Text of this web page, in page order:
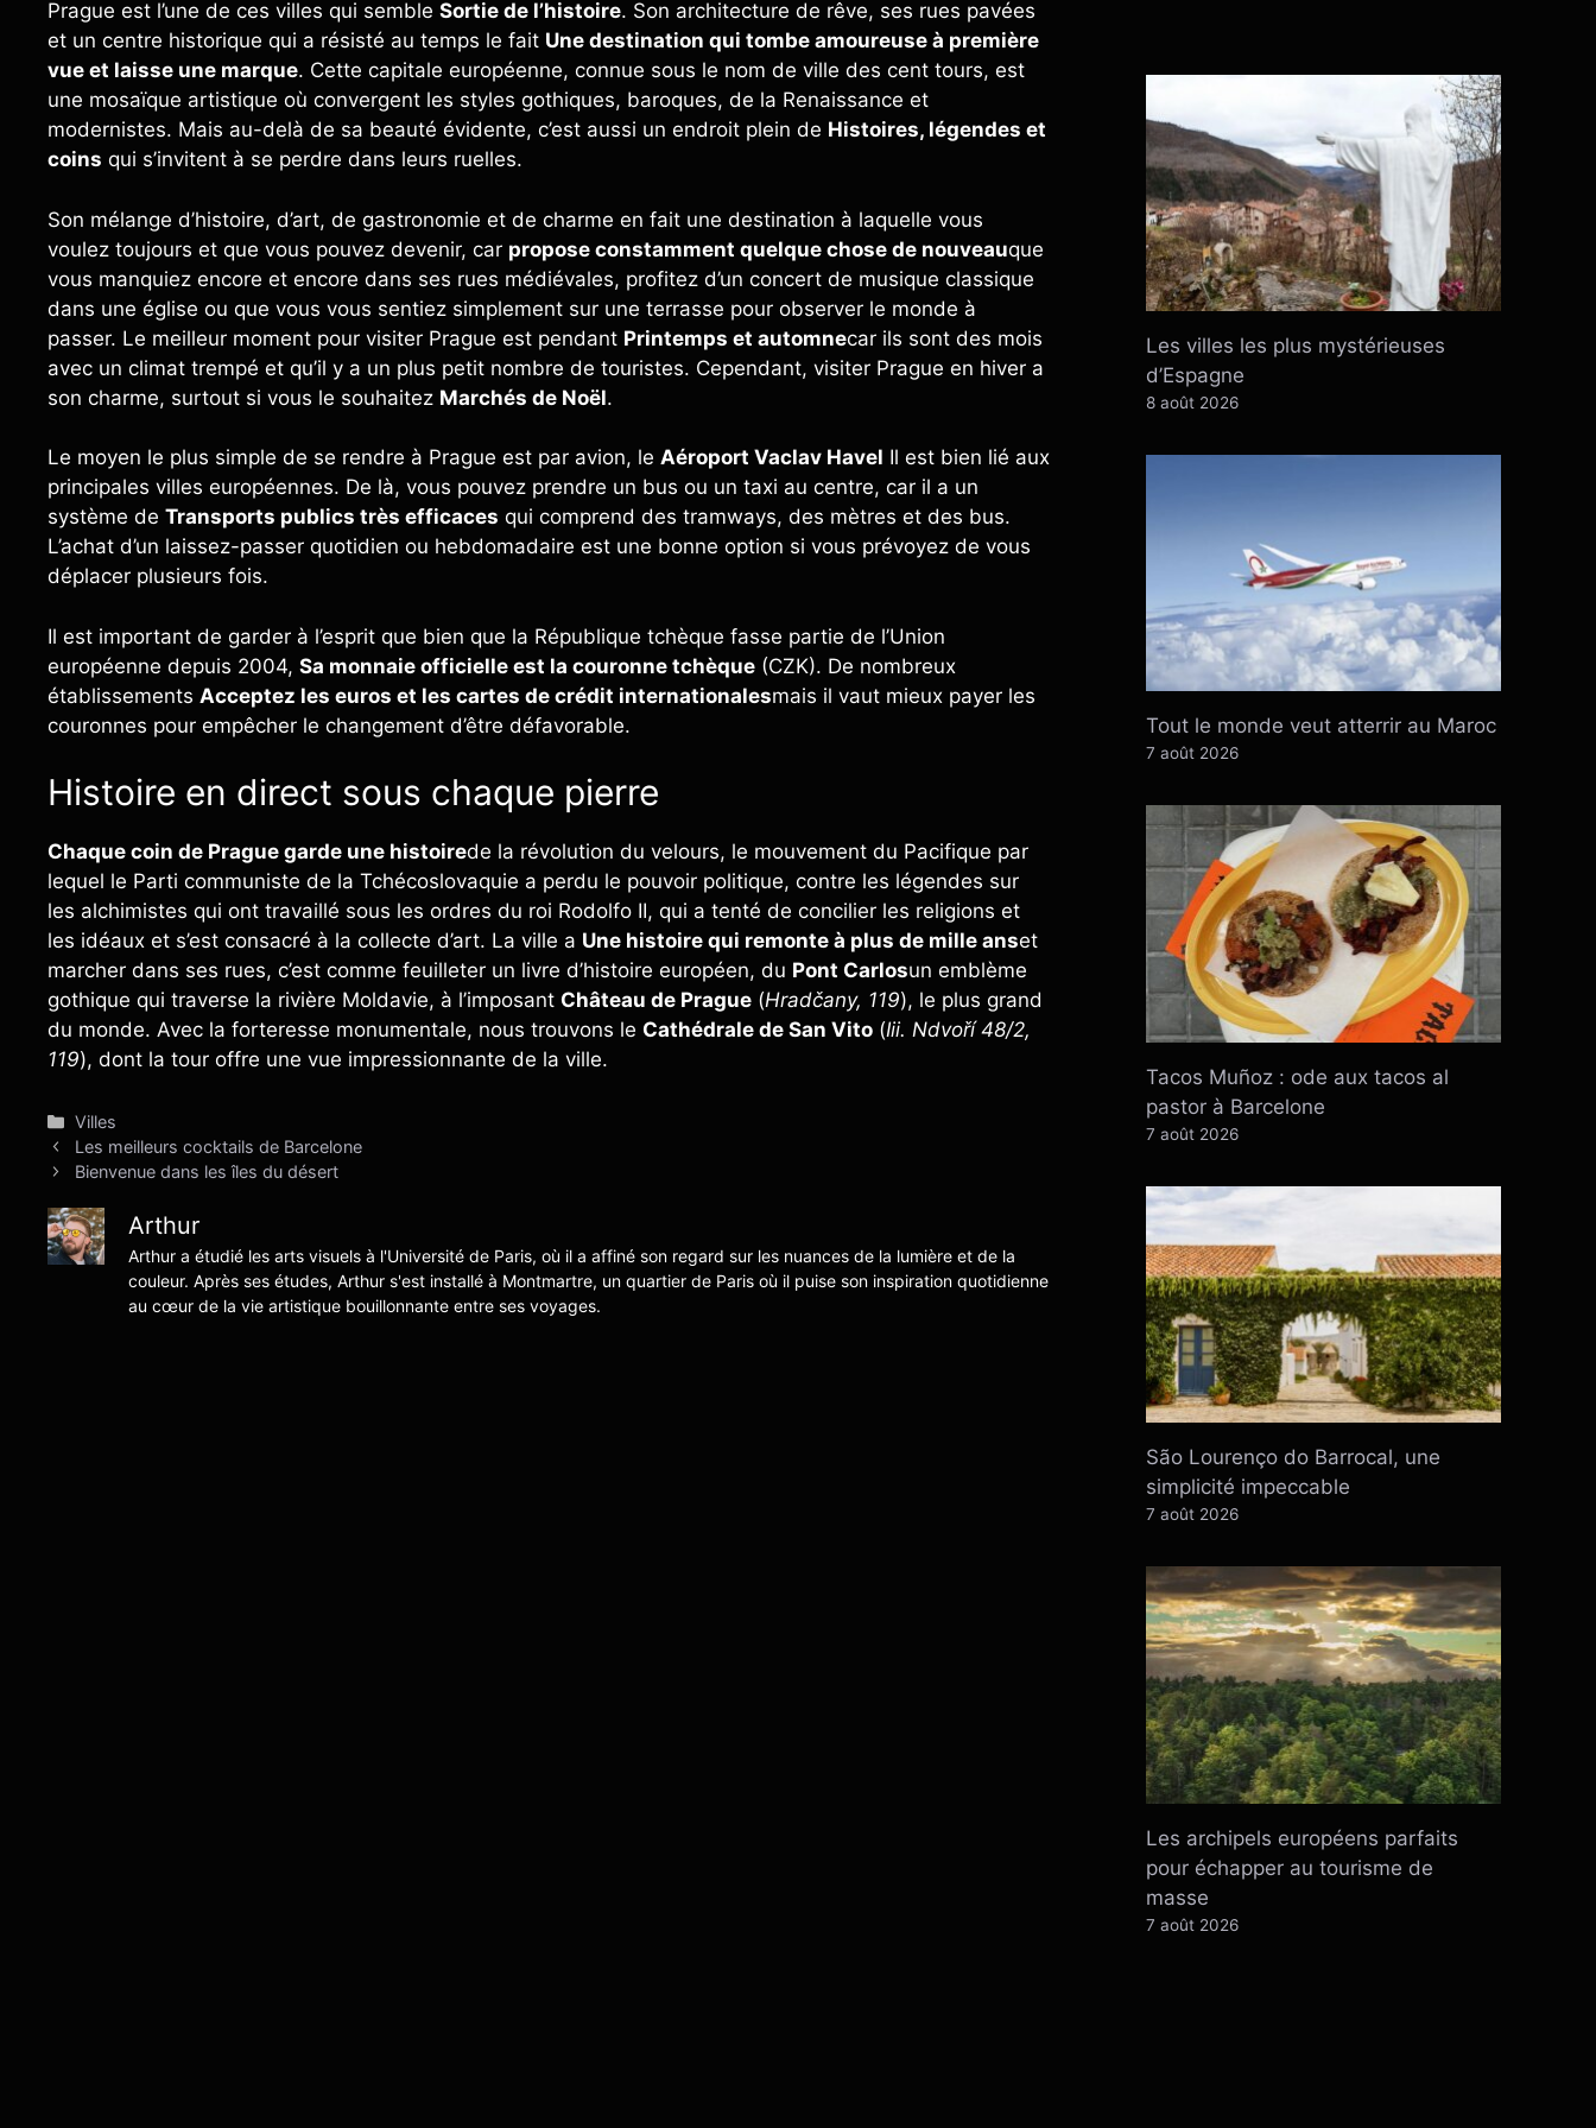
Prague est l’une de ces villes qui semble Sortie de l’histoire. Son architecture de rêve, ses rues pavées
et un centre historique qui a résisté au temps le fait Une destination qui tombe amoureuse à première
vue et laisse une marque. Cette capitale européenne, connue sous le nom de ville des cent tours, est
une mosaïque artistique où convergent les styles gothiques, baroques, de la Renaissance et
modernistes. Mais au-delà de sa beauté évidente, c’est aussi un endroit plein de Histoires, légendes et
coins qui s’invitent à se perdre dans leurs ruelles.
Son mélange d’histoire, d’art, de gastronomie et de charme en fait une destination à laquelle vous
voulez toujours et que vous pouvez devenir, car propose constamment quelque chose de nouveauque
vous manquiez encore et encore dans ses rues médiévales, profitez d’un concert de musique classique
dans une église ou que vous vous sentiez simplement sur une terrasse pour observer le monde à
passer. Le meilleur moment pour visiter Prague est pendant Printemps et automnecar ils sont des mois
avec un climat trempé et qu’il y a un plus petit nombre de touristes. Cependant, visiter Prague en hiver a
son charme, surtout si vous le souhaitez Marchés de Noël.
Le moyen le plus simple de se rendre à Prague est par avion, le Aéroport Vaclav Havel Il est bien lié aux
principales villes européennes. De là, vous pouvez prendre un bus ou un taxi au centre, car il a un
système de Transports publics très efficaces qui comprend des tramways, des mètres et des bus.
L’achat d’un laissez-passer quotidien ou hebdomadaire est une bonne option si vous prévoyez de vous
déplacer plusieurs fois.
Il est important de garder à l’esprit que bien que la République tchèque fasse partie de l’Union
européenne depuis 2004, Sa monnaie officielle est la couronne tchèque (CZK). De nombreux
établissements Acceptez les euros et les cartes de crédit internationalesmais il vaut mieux payer les
couronnes pour empêcher le changement d’être défavorable.
Histoire en direct sous chaque pierre
Chaque coin de Prague garde une histoirede la révolution du velours, le mouvement du Pacifique par
lequel le Parti communiste de la Tchécoslovaquie a perdu le pouvoir politique, contre les légendes sur
les alchimistes qui ont travaillé sous les ordres du roi Rodolfo II, qui a tenté de concilier les religions et
les idéaux et s’est consacré à la collecte d’art. La ville a Une histoire qui remonte à plus de mille anset
marcher dans ses rues, c’est comme feuilleter un livre d’histoire européen, du Pont Carlosun emblème
gothique qui traverse la rivière Moldavie, à l’imposant Château de Prague (Hradčany, 119), le plus grand
du monde. Avec la forteresse monumentale, nous trouvons le Cathédrale de San Vito (Iii. Ndvoří 48/2,
119), dont la tour offre une vue impressionnante de la ville.
Catégories
Villes
Les meilleurs cocktails de Barcelone
Bienvenue dans les îles du désert
Arthur
Arthur a étudié les arts visuels à l'Université de Paris, où il a affiné son regard sur les nuances de la lumière et de la
couleur. Après ses études, Arthur s'est installé à Montmartre, un quartier de Paris où il puise son inspiration quotidienne
au cœur de la vie artistique bouillonnante entre ses voyages.
Les villes les plus mystérieuses
d’Espagne
8 août 2026
Tout le monde veut atterrir au Maroc
7 août 2026
Tacos Muñoz : ode aux tacos al
pastor à Barcelone
7 août 2026
São Lourenço do Barrocal, une
simplicité impeccable
7 août 2026
Les archipels européens parfaits
pour échapper au tourisme de
masse
7 août 2026